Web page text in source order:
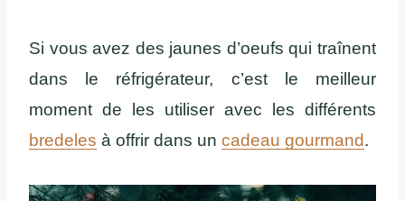
Si vous avez des jaunes d’oeufs qui traînent
dans le réfrigérateur, c’est le meilleur
moment de les utiliser avec les différents
bredeles à offrir dans un cadeau gourmand.